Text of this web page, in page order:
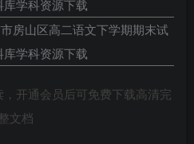
，开通会员后可免费下载高清完
文档